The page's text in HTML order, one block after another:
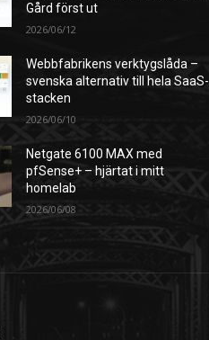
Gård först ut
2026/06/12
Webbfabrikens verktygslåda –
svenska alternativ till hela SaaS-
stacken
2026/06/10
Netgate 6100 MAX med
pfSense+ – hjärtat i mitt
homelab
2026/06/08